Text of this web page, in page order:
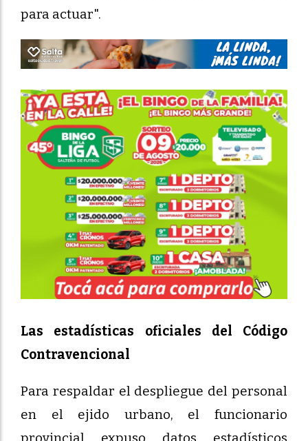
para actuar".
Las estadísticas oficiales del Código
Contravencional
Para respaldar el despliegue del personal
en el ejido urbano, el funcionario